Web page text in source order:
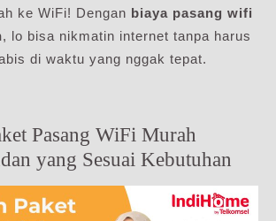
ke WiFi! Dengan biaya pasang wifi
, lo bisa nikmatin internet tanpa harus
di waktu yang nggak tepat.
Pasang WiFi Murah
yang Sesuai Kebutuhan